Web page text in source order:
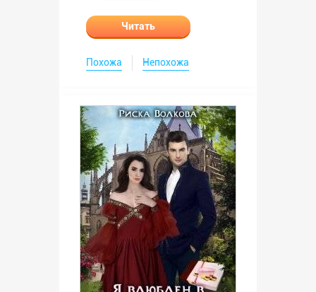
Читать
Похожа Непохожа